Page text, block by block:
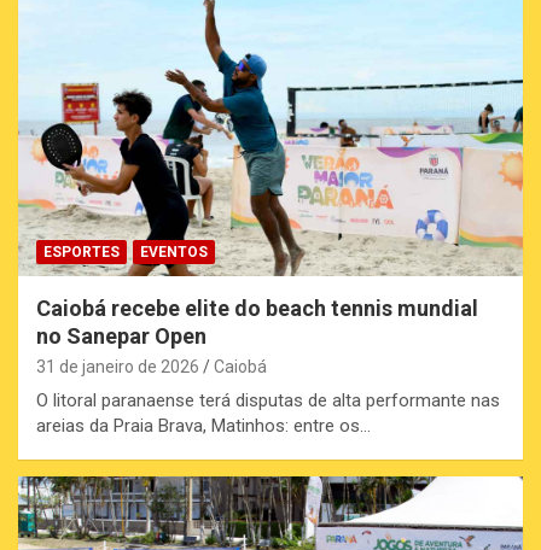
ESPORTES EVENTOS
Caiobá recebe elite do beach tennis mundial
no Sanepar Open
31 de janeiro de 2026 Caiobá
O litoral paranaense terá disputas de alta performante nas
areias da Praia Brava, Matinhos: entre os…